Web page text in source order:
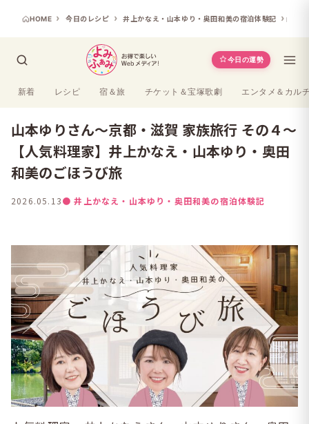
HOME 今日のレシピ 井上かなえ・山本ゆり・奥田和美の宿泊体験記
今日の運勢
新着 レシピ 宿＆旅 チケット＆宝塚歌劇 エンタメ＆カル
山本ゆりさん～京都・滋賀 家族旅行 その４～
【人気料理家】井上かなえ・山本ゆり・奥田
和美のごほうび旅
2026.05.13● 井上かなえ・山本ゆり・奥田和美の宿泊体験記